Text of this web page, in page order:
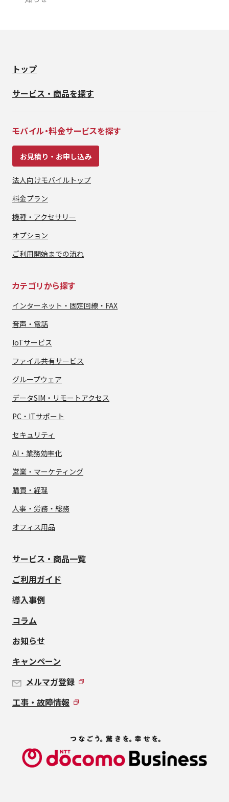
トップ
サービス・商品を探す
モバイル・料金サービスを探す
お見積り・お申し込み
法人向けモバイルトップ
料金プラン
機種・アクセサリー
オプション
ご利用開始までの流れ
カテゴリから探す
インターネット・ 固定回線・FAX
音声・電話
IoTサービス
ファイル共有サービス
グループウェア
データSIM・ リモートアクセス
PC・ITサポート
セキュリティ
AI・業務効率化
営業・マーケティング
購買・経理
人事・労務・総務
オフィス用品
サービス・商品一覧
ご利用ガイド
導入事例
コラム
お知らせ
キャンペーン
メルマガ登録
工事・故障情報